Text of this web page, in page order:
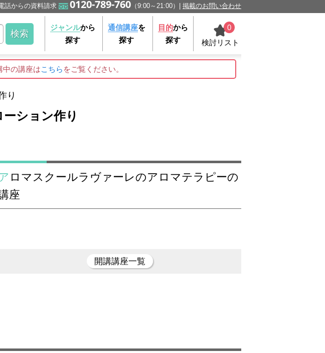
話からの資料請求 0120-789-760 （9:00～21:00） 掲載のお問い合わせ
ジャンルから
探す
通信講座を
探す
目的から
探す
0
検討リスト
の講座はこちら をご覧ください。
り
ション作り
ラヴァーレのアロマテラピーの
座
開講講座一覧